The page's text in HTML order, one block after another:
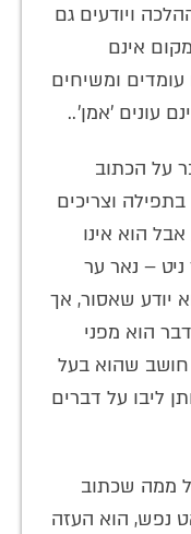
ויודעים גם
אינם
ומשיחים
עונים 'אמן'..
על הכתוב
וצריכים
הוא אינו
– נאר ער
יודע שאסור, אך
הוא מפני
חושב שהוא בעל
ליבו על דברים
ממה שכתוב
נפש, הוא העזה